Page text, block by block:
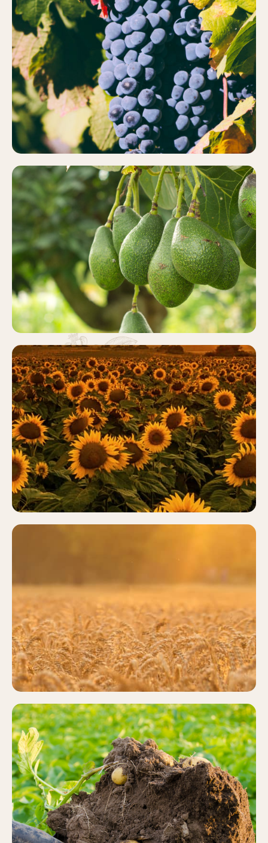
VIÑEDO
Más información
AGUACATE
Más información
GIRASOL
Más información
CEREALES
Más información
PATATA
Más información